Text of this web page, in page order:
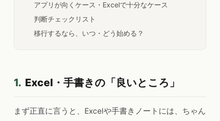
アプリが向くケース・Excelで十分なケース
判断チェックリスト
移行するなら、いつ・どう始める？
1. Excel・手書きの「良いところ」
まず正直に言うと、Excelや手書きノートには、ちゃん